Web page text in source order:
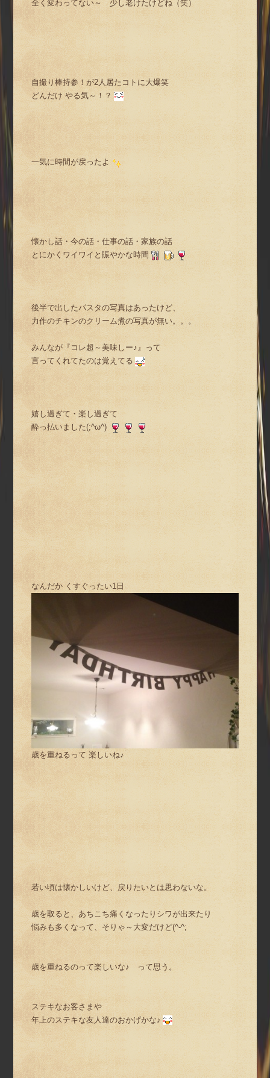
全く変わってない～ 少し老けたけどね（笑）
自撮り棒持参！が2人居たコトに大爆笑
どんだけ やる気～！？
一気に時間が戻ったよ
懐かし話・今の話・仕事の話・家族の話
とにかくワイワイと賑やかな時間
後半で出したパスタの写真はあったけど、
力作のチキンのクリーム煮の写真が無い。。。
みんなが『コレ超～美味しー♪』って
言ってくれてたのは覚えてる
嬉し過ぎて・楽し過ぎて
酔っ払いました(;^ω^)
なんだか くすぐったい1日
歳を重ねるって 楽しいね♪
若い頃は懐かしいけど、戻りたいとは思わないな。
歳を取ると、あちこち痛くなったりシワが出来たり
悩みも多くなって、そりゃ～大変だけど(^-^;
歳を重ねるのって楽しいな♪ って思う。
ステキなお客さまや
年上のステキな友人達のおかげかな♪